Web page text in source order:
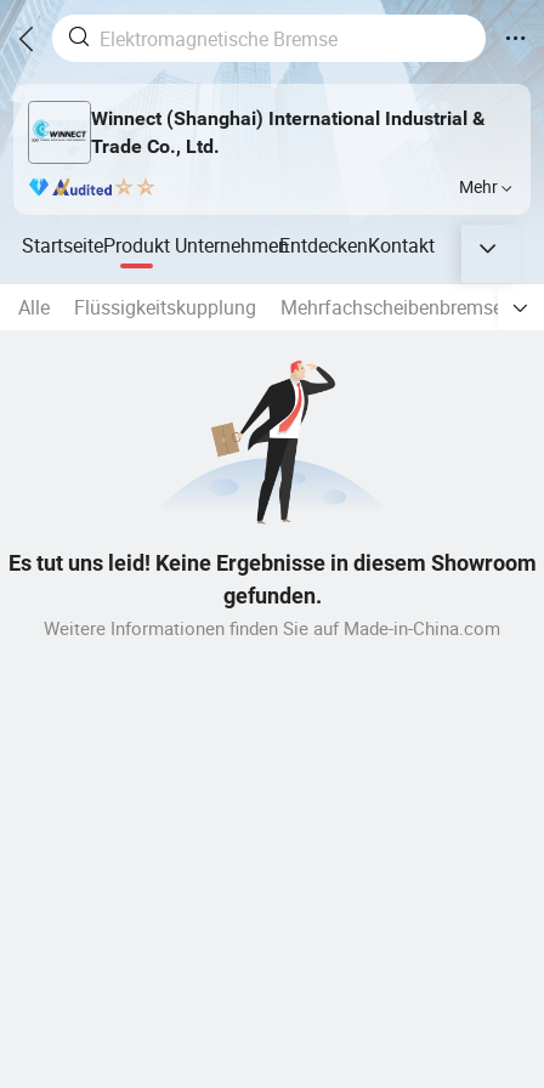
Winnect (Shanghai) International Industrial &
Trade Co., Ltd.
Mehr
StartseiteProdukt UnternehmenEntdeckenKontakt
Alle Flüssigkeitskupplung Mehrfachscheibenbremse
Es tut uns leid! Keine Ergebnisse in diesem Showroom
gefunden.
Weitere Informationen finden Sie auf Made-in-China.com